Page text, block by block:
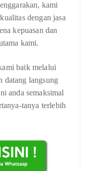
kami
dengan jasa
kepuasan dan
kami.
baik melalui
datang langsung
anda semaksimal
tanya terlebih